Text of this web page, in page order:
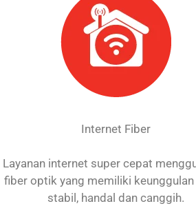
Internet Fiber
Layanan internet super cepat
fiber optik yang memiliki
stabil, handal dan canggih.